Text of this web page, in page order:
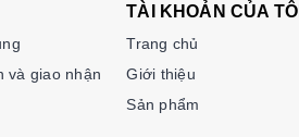
và giao nhận
TÀI KHOẢN CỦA TÔI
Trang chủ
Giới thiệu
Sản phẩm